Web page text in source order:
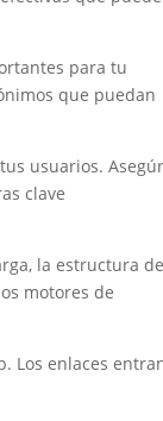
para tu
que puedan
usuarios.
clave
la estructura de
motores de
Los enlaces